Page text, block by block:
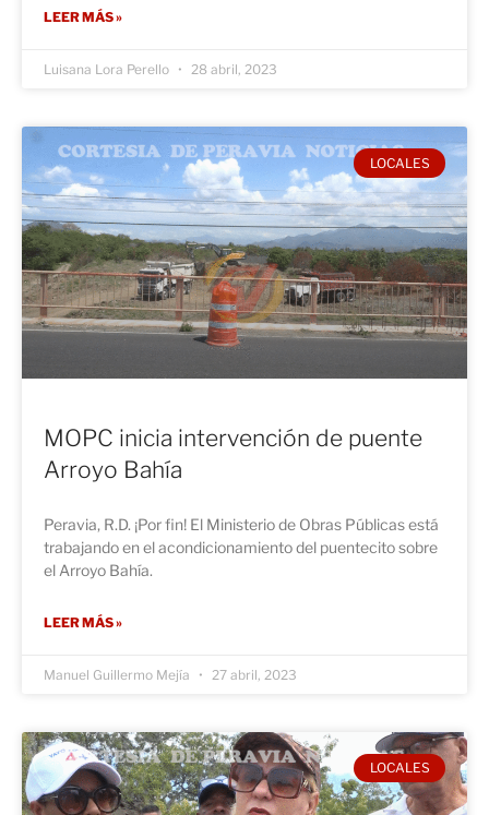
LEER MÁS »
Luisana Lora Perello 28 abril, 2023
LOCALES
MOPC inicia intervención de puente
Arroyo Bahía
Peravia, R.D. ¡Por fin! El Ministerio de Obras Públicas está
trabajando en el acondicionamiento del puentecito sobre
el Arroyo Bahía.
LEER MÁS »
Manuel Guillermo Mejía 27 abril, 2023
LOCALES